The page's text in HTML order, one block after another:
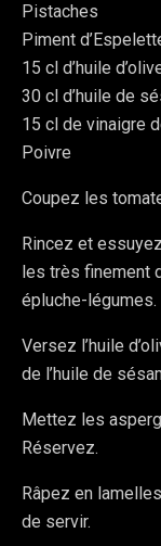
Pistaches
Piment
15 cl d’huile
30 cl d’huile de
15 cl de vinaigre
Poivre
Coupez les
Rincez et
les très finement
épluche-légumes.
Versez l’huile
de l’huile de
Mettez les
Réservez.
Râpez en
de servir.